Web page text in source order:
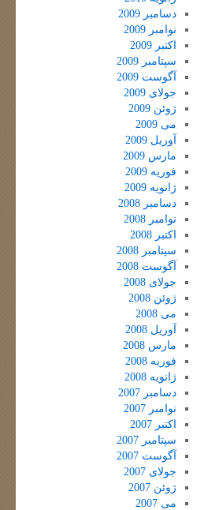
دسامبر 2009
نوامبر 2009
اکتبر 2009
سپتامبر 2009
آگوست 2009
جولای 2009
ژوئن 2009
می 2009
آوریل 2009
مارس 2009
فوریه 2009
ژانویه 2009
دسامبر 2008
نوامبر 2008
اکتبر 2008
سپتامبر 2008
آگوست 2008
جولای 2008
ژوئن 2008
می 2008
آوریل 2008
مارس 2008
فوریه 2008
ژانویه 2008
دسامبر 2007
نوامبر 2007
اکتبر 2007
سپتامبر 2007
آگوست 2007
جولای 2007
ژوئن 2007
می 2007